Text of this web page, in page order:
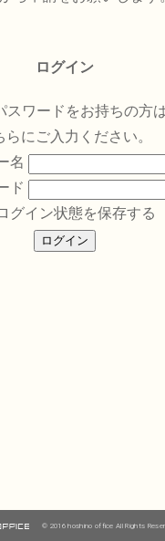
ログイン
スワードをお持ちの方
らにご入力ください。
名
ド
グイン状態を保存する
© 2016 hoshino office All Rights